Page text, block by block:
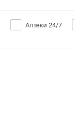
Аптеки 24/7